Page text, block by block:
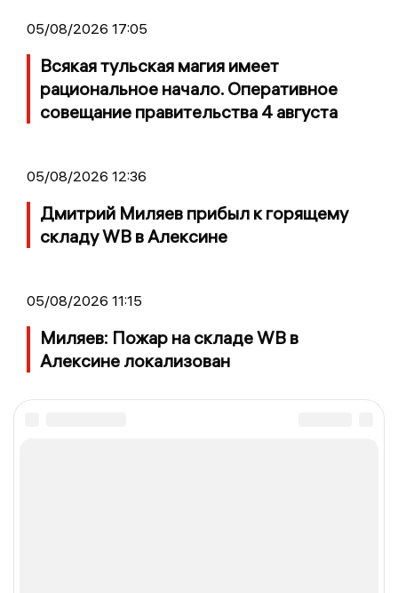
05/08/2026 17:05
Всякая тульская магия имеет
рациональное начало. Оперативное
совещание правительства 4 августа
05/08/2026 12:36
Дмитрий Миляев прибыл к горящему
складу WB в Алексине
05/08/2026 11:15
Миляев: Пожар на складе WB в
Алексине локализован